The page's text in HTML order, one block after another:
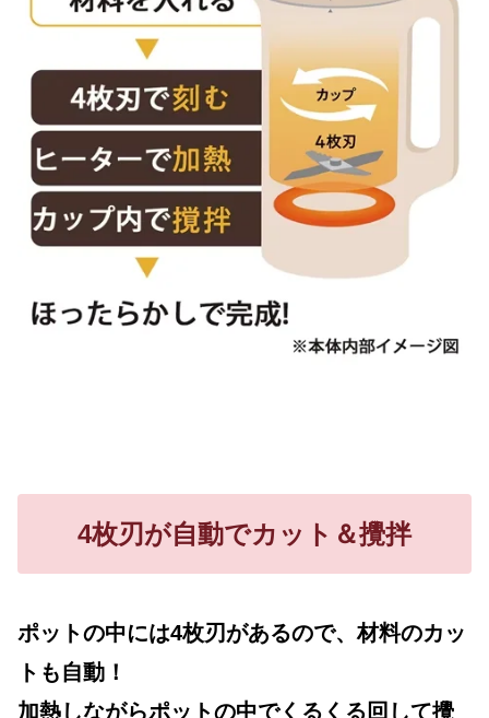
4枚刃が自動でカット＆攪拌
ポットの中には4枚刃があるので、材料のカッ
トも自動！
加熱しながらポットの中でくるくる回して攪